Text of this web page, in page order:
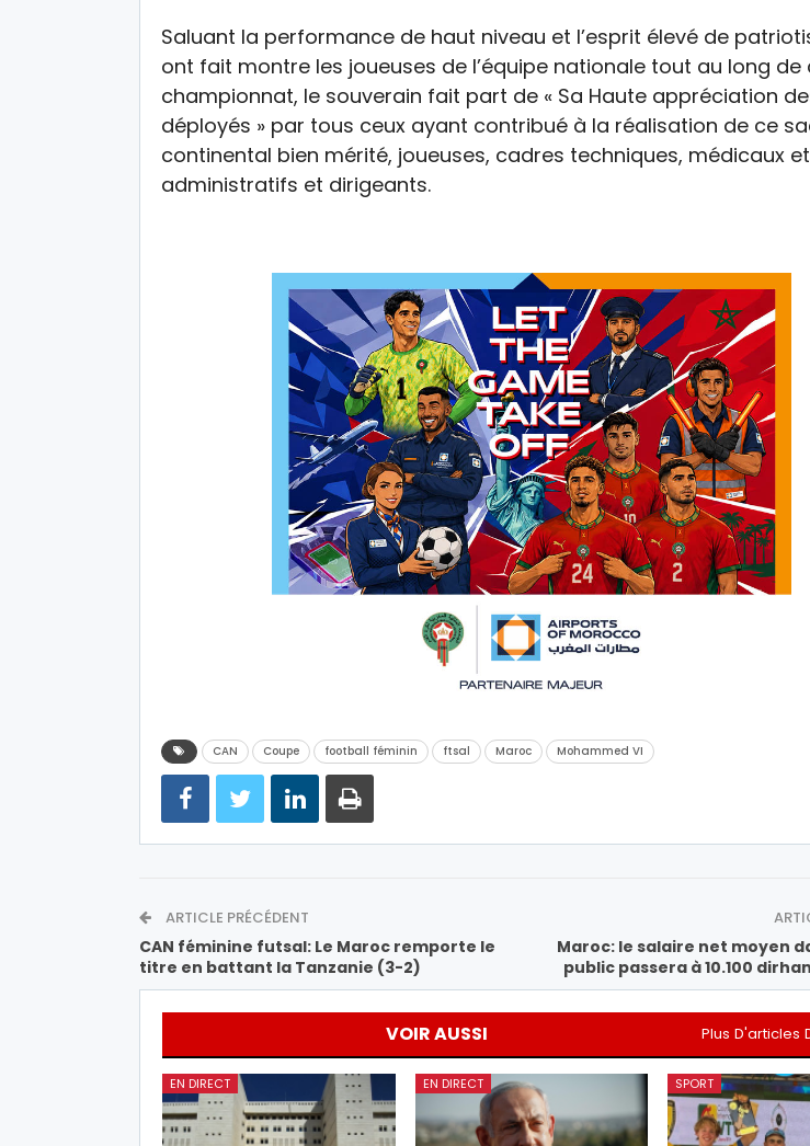
Saluant la performance de haut niveau et l’esprit élevé de
ont fait montre les joueuses de l’équipe nationale tout au long de
championnat, le souverain fait part de « Sa Haute appréciation
déployés » par tous ceux ayant contribué à la réalisation de ce
continental bien mérité, joueuses, cadres techniques, médicaux et
administratifs et dirigeants.
CAN Coupe football féminin ftsal Maroc Mohammed VI
ARTICLE PRÉCÉDENT
CAN féminine futsal: Le Maroc remporte le
titre en battant la Tanzanie (3-2)
Maroc: le salaire net moyen
public passera à 10.100
VOIR AUSSI Plus D'articles
EN DIRECT EN DIRECT SPORT